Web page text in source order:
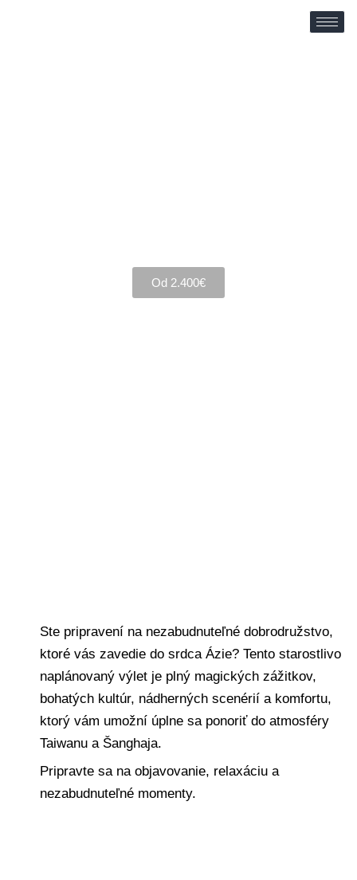
Od 2.400€
Ste pripravení na nezabudnuteľné dobrodružstvo,
ktoré vás zavedie do srdca Ázie? Tento starostlivo
naplánovaný výlet je plný magických zážitkov,
bohatých kultúr, nádherných scenérií a komfortu,
ktorý vám umožní úplne sa ponoriť do atmosféry
Taiwanu a Šanghaja.
Pripravte sa na objavovanie, relaxáciu a
nezabudnuteľné momenty.